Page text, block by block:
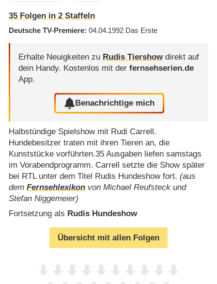
35Folgen in 2Staffeln
Deutsche TV-Premiere 04.04.1992 Das Erste
Erhalte Neuigkeiten zu Rudis Tiershowdirekt auf
dein Handy. Kostenlos mit der fernsehserien.de
App.
Benachrichtige mich
Halbstündige Spielshow mit Rudi Carrell.
Hundebesitzer traten mit ihren Tieren an, die
Kunststücke vorführten.35 Ausgaben liefen samstags
im Vorabendprogramm. Carrell setzte die Show später
bei RTL unter dem Titel Rudis Hundeshow fort. (aus
dem Fernsehlexikonvon Michael Reufsteck und
Stefan Niggemeier)
Fortsetzung als Rudis Hundeshow
Übersicht mit allen Folgen